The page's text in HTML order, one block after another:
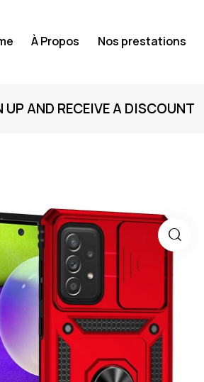
À Propos Nos prestations
UP AND RECEIVE A DISCOUNT